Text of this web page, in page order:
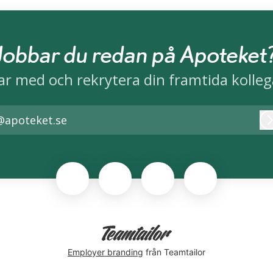
du redan på
med och rekrytera din framtida
Employer branding från Teamtailor